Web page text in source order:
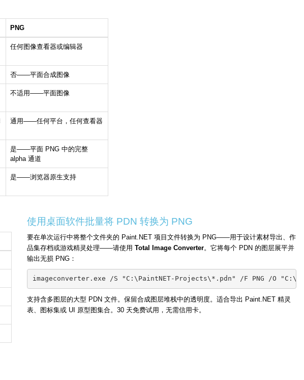
PNG
任何图像查看器或编辑器
否——平面合成图像
不适用——平面图像
通用——任何平台，任何查看器
是——平面 PNG 中的完整
alpha 通道
是——浏览器原生支持
使用桌面软件批量将 PDN 转换为 PNG
要在单次运行中将整个文件夹的 Paint.NET 项目文件转换为 PNG——用于设计素材导出、作
品集存档或游戏精灵处理——请使用 Total Image Converter。它将每个 PDN 的图层展平并
输出无损 PNG：
imageconverter.exe /S "C:\PaintNET-Projects\*.pdn" /F PNG /O
支持含多图层的大型 PDN 文件。保留合成图层堆栈中的透明度。适合导出 Paint.NET 精灵
表、图标集或 UI 原型图集合。30 天免费试用，无需信用卡。